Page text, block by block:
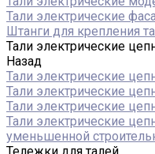
Тали электрические
Штанги для крепления
Тали электрические
Назад
Тали электрические
Тали электрические
Тали электрические
Тали электрические
уменьшенной